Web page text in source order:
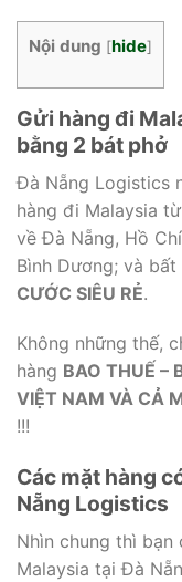
Nội dung [hide]
Gửi hàng đi
bằng 2 bát phở
Đà Nẵng Logistics
hàng đi Malaysia
về Đà Nẵng, Hồ
Bình Dương; và
CƯỚC SIÊU RẺ.
Không những thế,
hàng BAO THUẾ –
VIỆT NAM VÀ CẢ
!!!
Các mặt hàng
Nẵng Logistics
Nhìn chung thì
Malaysia tại Đà